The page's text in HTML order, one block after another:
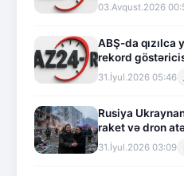
03.Avqust.2026
ABŞ-da qızılca
rekord
31.İyul.2026 05:46
Rusiya
raket və dron
31.İyul.2026 03:09